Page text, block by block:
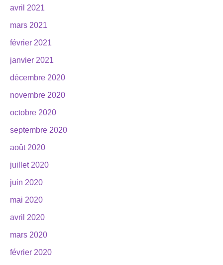
avril 2021
mars 2021
février 2021
janvier 2021
décembre 2020
novembre 2020
octobre 2020
septembre 2020
août 2020
juillet 2020
juin 2020
mai 2020
avril 2020
mars 2020
février 2020